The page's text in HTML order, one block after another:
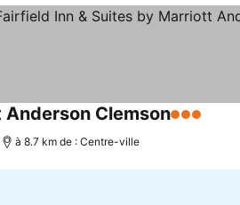
Clemson3 Étoiles
à 8.7 km de : Centre-ville